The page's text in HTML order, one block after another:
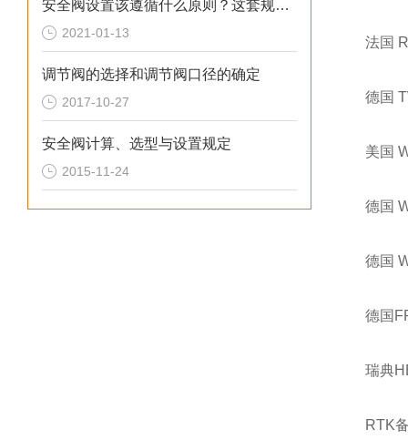
安全阀设置该遵循什么原则？这套规定值得回顾！
2021-01-13
调节阀的选择和调节阀口径的确定
2017-10-27
安全阀计算、选型与设置规定
2015-11-24
法国
德国
美国
德国
德国
德国
瑞典
RTK